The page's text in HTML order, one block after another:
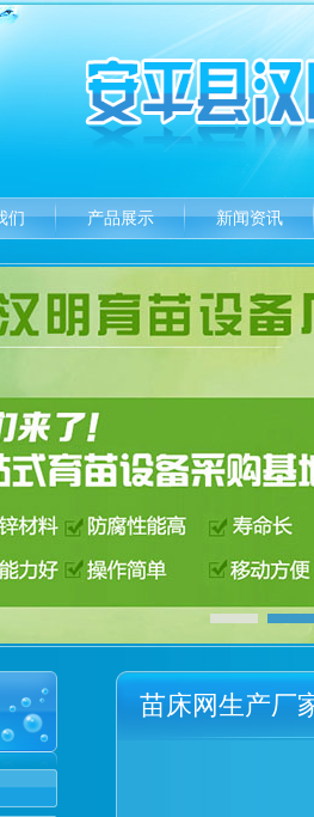
们 产品展示 新闻资讯
苗床网生产厂